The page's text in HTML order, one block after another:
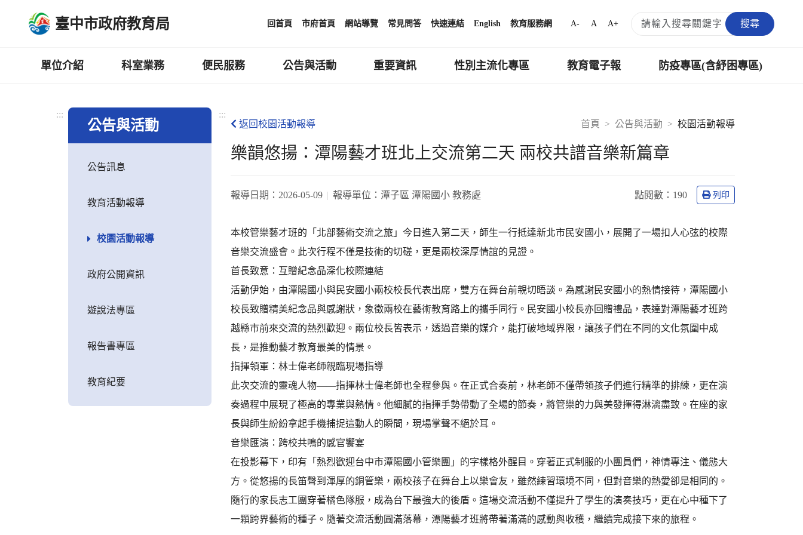
臺中市政府教育局 回首頁 市府首頁 網站導覽 常見問答 快速連結 English 教育服務網 A- A A+ 搜尋
單位介紹 科室業務 便民服務 公告與活動 重要資訊 性別主流化專區 教育電子報 防疫專區(含紓困專區)
:::
公告與活動
公告訊息
教育活動報導
校園活動報導
政府公開資訊
遊說法專區
報告書專區
教育紀要
:::
首頁
公告與活動 校園活動報導
返回校園活動報導
​樂韻悠揚：潭陽藝才班北上交流第二天 兩校共譜音樂新篇章
報導日期： 2026-05-09 報導單位： 潭子區 潭陽國小 教務處 點閱數： 190 列印
本校管樂藝才班的「北部藝術交流之旅」今日進入第二天，師生一行抵達新北市民安國小，展開了一場扣人心弦的校際
音樂交流盛會。此次行程不僅是技術的切磋，更是兩校深厚情誼的見證。
​首長致意：互贈紀念品深化校際連結
​活動伊始，由潭陽國小與民安國小兩校校長代表出席，雙方在舞台前親切晤談。為感謝民安國小的熱情接待，潭陽國小
校長致贈精美紀念品與感謝狀，象徵兩校在藝術教育路上的攜手同行。民安國小校長亦回贈禮品，表達對潭陽藝才班跨
越縣市前來交流的熱烈歡迎。兩位校長皆表示，透過音樂的媒介，能打破地域界限，讓孩子們在不同的文化氛圍中成
長，是推動藝才教育最美的情景。
​指揮領軍：林士偉老師親臨現場指導
​此次交流的靈魂人物——指揮林士偉老師也全程參與。在正式合奏前，林老師不僅帶領孩子們進行精準的排練，更在演
奏過程中展現了極高的專業與熱情。他細膩的指揮手勢帶動了全場的節奏，將管樂的力與美發揮得淋漓盡致。在座的家
長與師生紛紛拿起手機捕捉這動人的瞬間，現場掌聲不絕於耳。
​音樂匯演：跨校共鳴的感官饗宴
​在投影幕下，印有「熱烈歡迎台中市潭陽國小管樂團」的字樣格外醒目。穿著正式制服的小團員們，神情專注、儀態大
方。從悠揚的長笛聲到渾厚的銅管樂，兩校孩子在舞台上以樂會友，雖然練習環境不同，但對音樂的熱愛卻是相同的。
​隨行的家長志工團穿著橘色隊服，成為台下最強大的後盾。這場交流活動不僅提升了學生的演奏技巧，更在心中種下了
一顆跨界藝術的種子。隨著交流活動圓滿落幕，潭陽藝才班將帶著滿滿的感動與收穫，繼續完成接下來的旅程。